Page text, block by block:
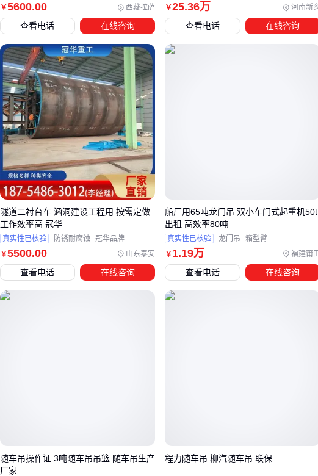
记住这个公式：实际需求吨位=常吊货物重量×1.5（安全系数）
+幅度衰减余量。
三、不同工地场景下，哪种随车吊配置更合适？
根据常见作业环境，我们梳理出四类典型配置方案：
市政工程：选5吨以下
配折叠臂应对狭窄街道
建材市场：8-12吨重型随车吊
常见建材规格
应急抢险：多功能随车吊
开功能
港口码头：防锈处理的折臂机型更适合盐雾环境，记得配重
载型吊装带
特别提醒：山区工地务必验算爬坡能力，平原机型在30度坡道
可能连空载都难以上行。
￥5600.00 西藏拉萨
查看电话 在线咨询
￥25.36万 河南新
查看电话 在线咨询
￥5500.00 山东泰安
隧道二衬台车 涵洞建设工程用 按需定做
工作效率高 冠华
真实性已核验 防锈耐腐蚀 冠华品牌
查看电话 在线咨询
￥ 1.19万 福建莆
船厂用65吨龙门吊 双小车门式起重机50t
出租 高效率80吨
真实性已核验 龙门吊 箱型臂
查看电话 在线咨询
随车吊操作证 3吨随车吊吊篮 随车吊生产
厂家
程力随车吊 柳汽随车吊 联保